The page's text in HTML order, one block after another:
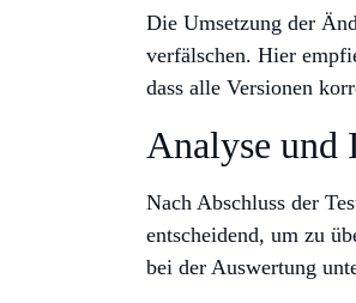
Die Umsetzung der
verfälschen. Hier
dass alle Versionen
Analyse und
Nach Abschluss der
entscheidend, um zu
bei der Auswertung